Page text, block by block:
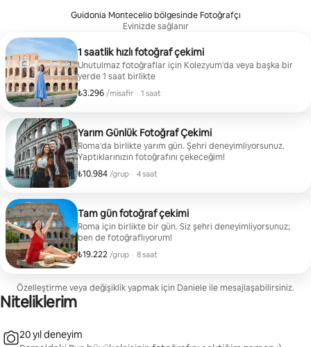
Guidonia Montecelio bölgesinde Fotoğrafçı
Evinizde sağlanır
1 saatlik hızlı fotoğraf çekimi
Unutulmaz fotoğraflar için Kolezyum'da veya başka bir
yerde 1 saat birlikte
₺3.296 /misafir
Misafir başına ₺3.296
, · 1 saat
Yarım Günlük Fotoğraf Çekimi
Roma'da birlikte yarım gün. Şehri deneyimliyorsunuz.
Yaptıklarınızın fotoğrafını çekeceğim!
₺10.984 /grup
Grup başına ₺10.984
, · 4 saat
Tam gün fotoğraf çekimi
Roma için birlikte bir gün. Siz şehri deneyimliyorsunuz;
ben de fotoğraflıyorum!
₺19.222 /grup
Grup başına ₺19.222
, · 8 saat
Özelleştirme veya değişiklik yapmak için Daniele ile mesajlaşabilirsiniz.
Niteliklerim
20 yıl deneyim